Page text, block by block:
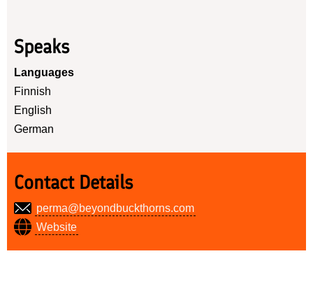
Speaks
Languages
Finnish
English
German
Contact Details
perma@beyondbuckthorns.com
Website